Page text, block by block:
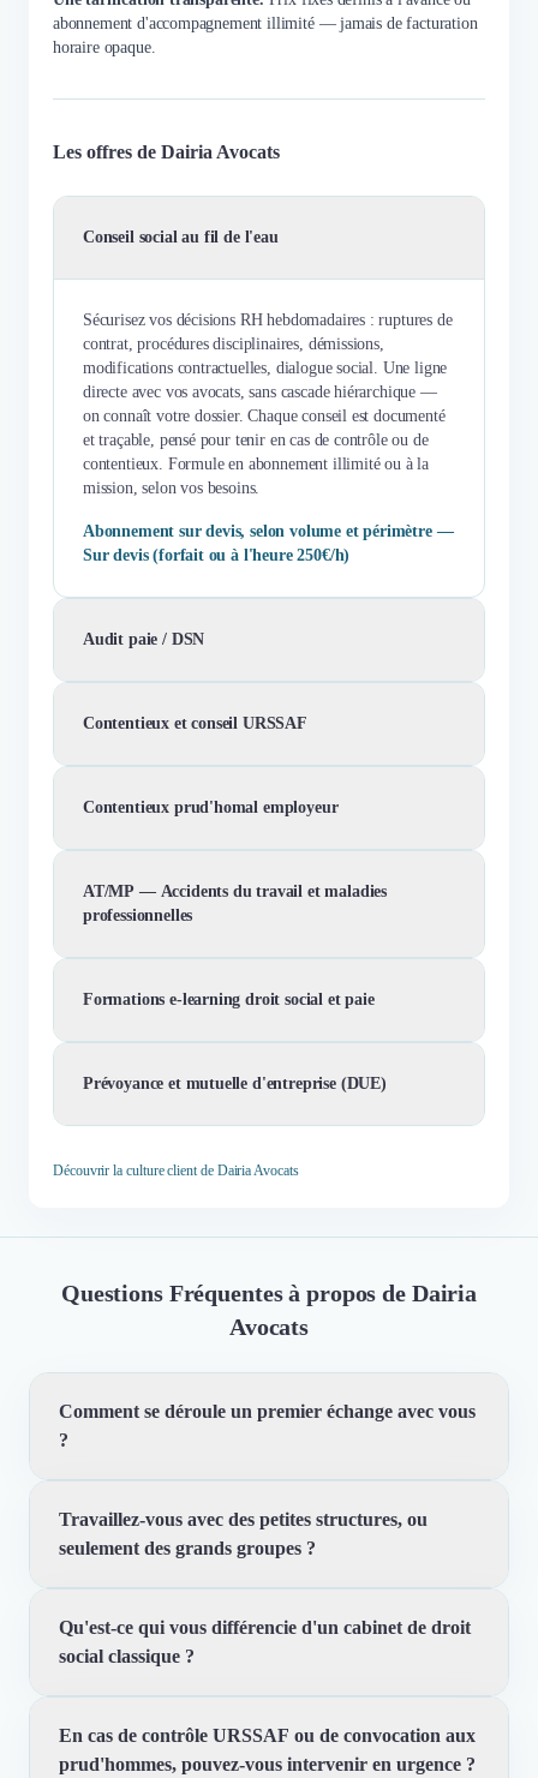
abonnement d'accompagnement illimité — jamais de facturation
horaire opaque.
Les offres de Dairia Avocats
Conseil social au fil de l'eau
Sécurisez vos décisions RH hebdomadaires : ruptures de
contrat, procédures disciplinaires, démissions,
modifications contractuelles, dialogue social. Une ligne
directe avec vos avocats, sans cascade hiérarchique —
on connaît votre dossier. Chaque conseil est documenté
et traçable, pensé pour tenir en cas de contrôle ou de
contentieux. Formule en abonnement illimité ou à la
mission, selon vos besoins.
Abonnement sur devis, selon volume et périmètre —
Sur devis (forfait ou à l'heure 250€/h)
Audit paie / DSN
Contentieux et conseil URSSAF
Contentieux prud'homal employeur
AT/MP — Accidents du travail et maladies
professionnelles
Formations e-learning droit social et paie
Prévoyance et mutuelle d'entreprise (DUE)
Découvrir la culture client de Dairia Avocats
Questions Fréquentes à propos de Dairia
Avocats
Comment se déroule un premier échange avec vous
?
Nous aimons connaître l'entreprise et nos interlocuteurs
pour les guider au mieux. Selon votre demande nous
On regarde, on chiffre, on hiérarchise, avant tout
engagement.
Travaillez-vous avec des petites structures, ou
seulement des grands groupes ?
Des TPE aux ETI, tous secteurs confondus. Ce qui
compte n'est pas la taille de l'entreprise mais l'exigence
Qu'est-ce qui vous différencie d'un cabinet de droit
social classique ?
La combinaison rare d'avocats qui maîtrisent aussi la
paie complexe, et une responsable de pôle URSSAF
En cas de contrôle URSSAF ou de convocation aux
prud'hommes, pouvez-vous intervenir en urgence ?